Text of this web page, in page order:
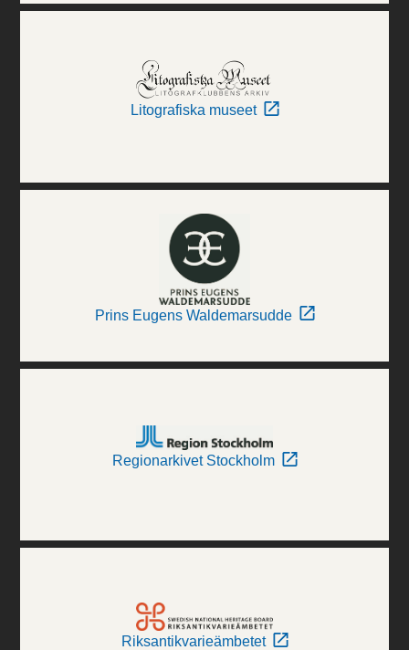
Litografiska museet
Prins Eugens Waldemarsudde
Regionarkivet Stockholm
Riksantikvarieämbetet